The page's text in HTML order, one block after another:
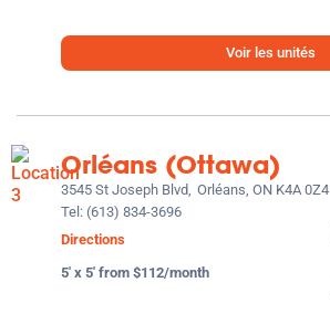
Voir les unités
Orléans (Ottawa)
3545 St Joseph Blvd, Orléans, ON K4A 0Z4
Tel: (613) 834-3696
Directions
5' x 5' from $112/month